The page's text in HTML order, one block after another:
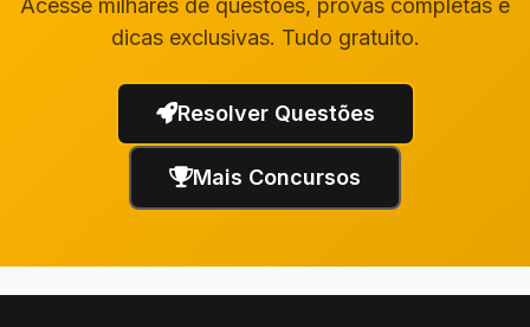
Acesse milhares de questões, provas completas e
dicas exclusivas. Tudo gratuito.
Resolver Questões
Mais Concursos